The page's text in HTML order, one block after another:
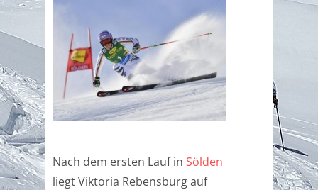
Nach dem ersten Lauf in Sölden
liegt Viktoria Rebensburg auf